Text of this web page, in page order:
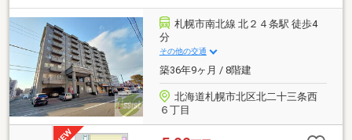
札幌市南北線 北２４条駅 徒歩4
分
その他の交通
築36年9ヶ月 / 8階建
北海道札幌市北区北二十三条西
６丁目